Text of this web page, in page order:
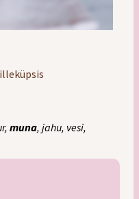
muna, jahu, vesi,